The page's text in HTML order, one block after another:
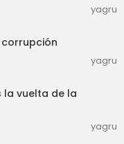
yagru
corrupción
yagru
la vuelta de la
yagru